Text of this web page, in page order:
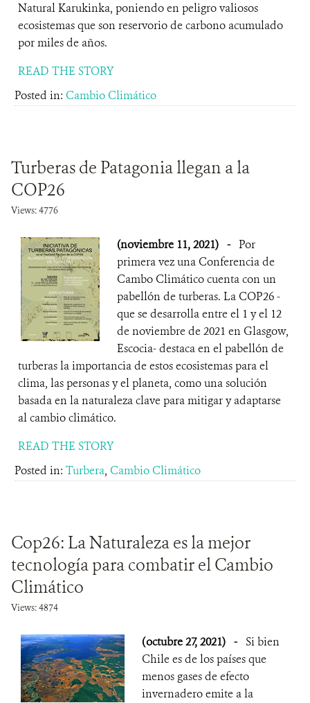
Natural Karukinka, poniendo en peligro valiosos
ecosistemas que son reservorio de carbono acumulado
por miles de años.
READ THE STORY
Posted in: Cambio Climático
Turberas de Patagonia llegan a la
COP26
Views: 4776
(noviembre 11, 2021) - Por
primera vez una Conferencia de
Cambo Climático cuenta con un
pabellón de turberas. La COP26 -
que se desarrolla entre el 1 y el 12
de noviembre de 2021 en Glasgow,
Escocia- destaca en el pabellón de
turberas la importancia de estos ecosistemas para el
clima, las personas y el planeta, como una solución
basada en la naturaleza clave para mitigar y adaptarse
al cambio climático.
READ THE STORY
Posted in: Turbera, Cambio Climático
Cop26: La Naturaleza es la mejor
tecnología para combatir el Cambio
Climático
Views: 4874
(octubre 27, 2021) - Si bien
Chile es de los países que
menos gases de efecto
invernadero emite a la